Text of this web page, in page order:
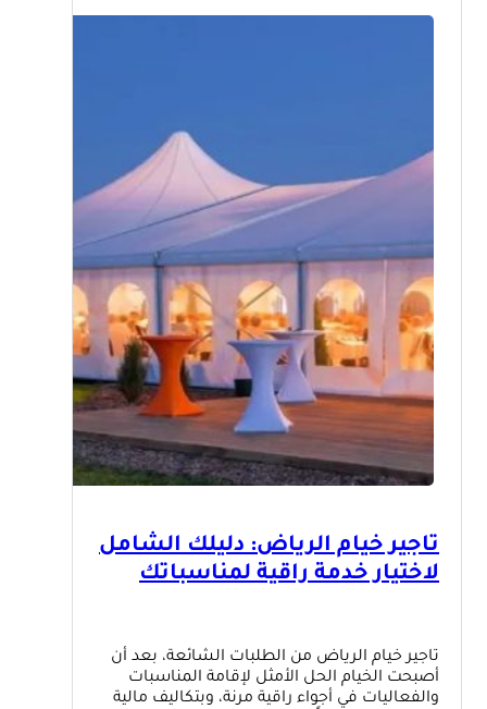
تاجير خيام الرياض: دليلك الشامل
لاختيار خدمة راقية لمناسباتك
تاجير خيام الرياض من الطلبات الشائعة، بعد أن
أصبحت الخيام الحل الأمثل لإقامة المناسبات
والفعاليات في أجواء راقية مرنة، وبتكاليف مالية